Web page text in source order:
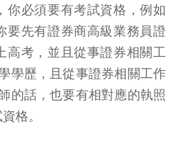
你必須要有考試資格，例如
要先有證券商高級業務員證
高考，並且從事證券相關工
學歷，且從事證券相關工作
的話，也要有相對應的執照
格。